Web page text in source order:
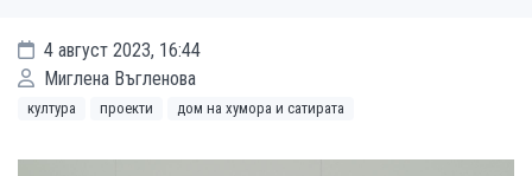
4 август 2023, 16:44
Миглена Въгленова
култура проекти дом на хумора и сатирата